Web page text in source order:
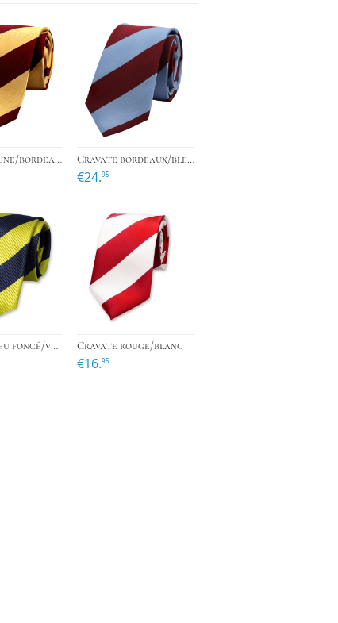
›
Cravate jaune/bordeaux Cravate bordeaux/bleu ciel
€24.95
›
Cravate bleu foncé/vert anis Cravate rouge/blanc
€16.95